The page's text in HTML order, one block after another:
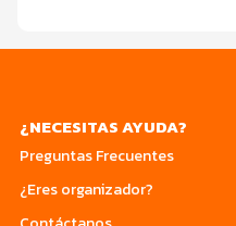
¿NECESITAS AYUDA?
Preguntas Frecuentes
¿Eres organizador?